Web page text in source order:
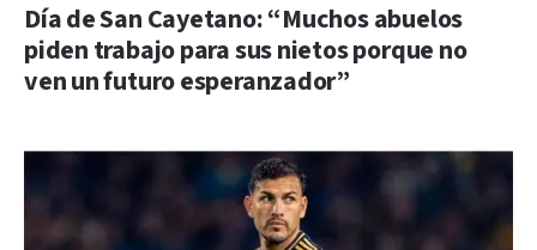
Día de San Cayetano: “Muchos abuelos
piden trabajo para sus nietos porque no
ven un futuro esperanzador”